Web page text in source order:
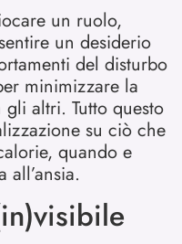
un ruolo,
un desiderio
del disturbo
minimizzare la
altri. Tutto questo
su ciò che
quando e